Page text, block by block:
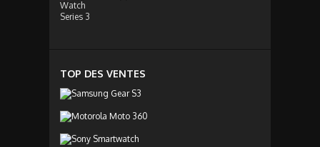
TOP DES VENTES